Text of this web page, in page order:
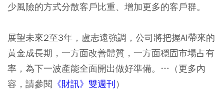
少風險的方式分散客戶比重、增加更多的客戶群。
展望未來2至3年，盧志遠強調，公司將把握AI帶來的
黃金成長期，一方面改善體質，一方面穩固市場占有
率，為下一波產能全面開出做好準備。…（更多內
容，請參閱 《財訊》雙週刊）